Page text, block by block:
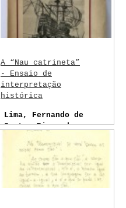
A “Nau catrineta”
- Ensaio de
interpretação
histórica
Lima, Fernando de
Castro Pires de